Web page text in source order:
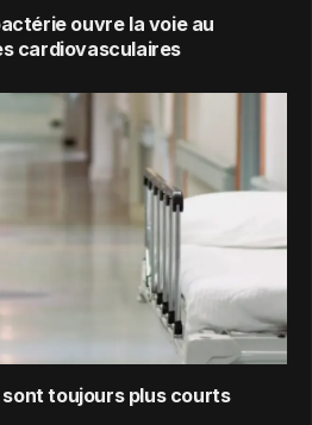
ouvre la voie au
cardiovasculaires
sont toujours plus courts